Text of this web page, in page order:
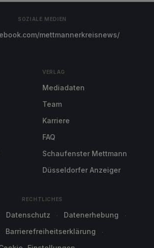
SOZIALE MEDIEN
mettmannerkreisnews/
VERLAG
Mediadaten
Team
Karriere
FAQ
Schaufenster Mettmann
Düsseldorfer Anzeiger
RECHTLICHES
Datenschutz
Datenerhebung
Barrierefreiheitserklärung